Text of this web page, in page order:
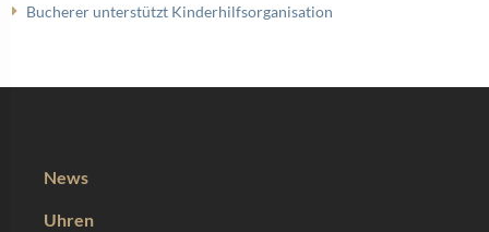
Bucherer unterstützt Kinderhilfsorganisation
News
Uhren